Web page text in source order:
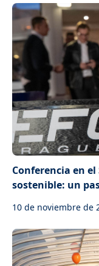
Conferencia en
sostenible: un
10 de noviembre de